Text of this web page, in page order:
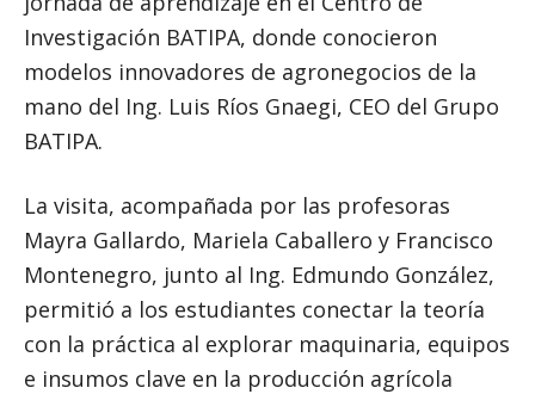
Investigación BATIPA, donde conocieron
modelos innovadores de agronegocios de la
mano del Ing. Luis Ríos Gnaegi, CEO del Grupo
BATIPA.
La visita, acompañada por las profesoras
Mayra Gallardo, Mariela Caballero y Francisco
Montenegro, junto al Ing. Edmundo González,
permitió a los estudiantes conectar la teoría
con la práctica al explorar maquinaria, equipos
e insumos clave en la producción agrícola